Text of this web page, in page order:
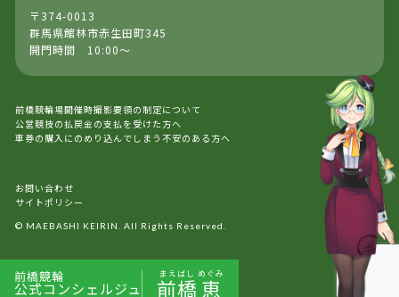
〒374-0013
群馬県館林市赤生田町345
開門時間 10:00～
前橋競輪場開催時撮影要領の制定について
公営競技の払戻金の支払を受けた方へ
車券の購入にのめり込んでしまう不安のある方へ
お問い合わせ
サイトポリシー
© MAEBASHI KEIRIN. All Rights Reserved.
前橋競輪
公式コンシェルジュ
まえばし
前橋
めぐみ
恵